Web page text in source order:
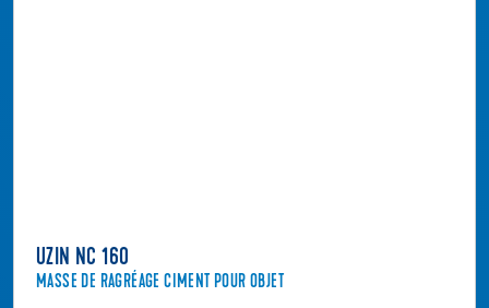
UZIN NC 160
MASSE DE RAGRÉAGE CIMENT POUR OBJET